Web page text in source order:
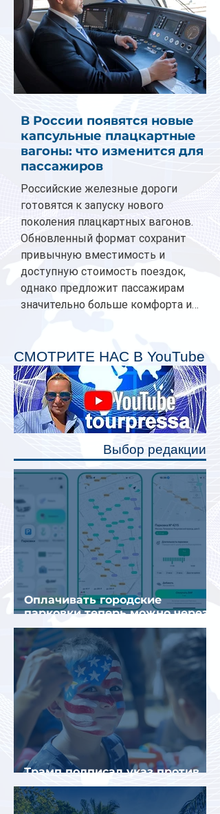
В России появятся новые
капсульные плацкартные
вагоны: что изменится для
пассажиров
Российские железные дороги
готовятся к запуску нового
поколения плацкартных вагонов.
Обновленный формат сохранит
привычную вместимость и
доступную стоимость поездок,
однако предложит пассажирам
значительно больше комфорта и
планируется начать в 2027 году.
Одним из главных нововведений
станут индивидуальные шторки у
каждого спального места. Они
позволят пассажирам закрыть свою
полку во время сна или отдыха,
СМОТРИТЕ НАС В YouTube
Выбор редакции
Оплачивать городские
парковки теперь можно через
Яндекс Go и «Заправки»
Трамп подписал указ против
«родильного туризма» в США